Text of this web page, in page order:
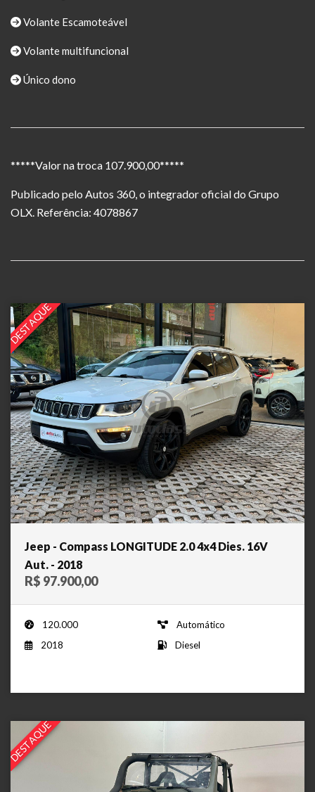
Volante Escamoteável
Volante multifuncional
Único dono
*****Valor na troca 107.900,00*****
Publicado pelo Autos 360, o integrador oficial do Grupo
OLX. Referência: 4078867
DESTAQUE
Jeep - Compass LONGITUDE 2.0 4x4 Dies. 16V
Aut. - 2018
R$ 97.900,00
120.000
Automático
2018
Diesel
DESTAQUE